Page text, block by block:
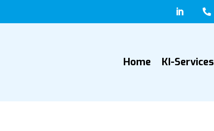


Home KI-Services